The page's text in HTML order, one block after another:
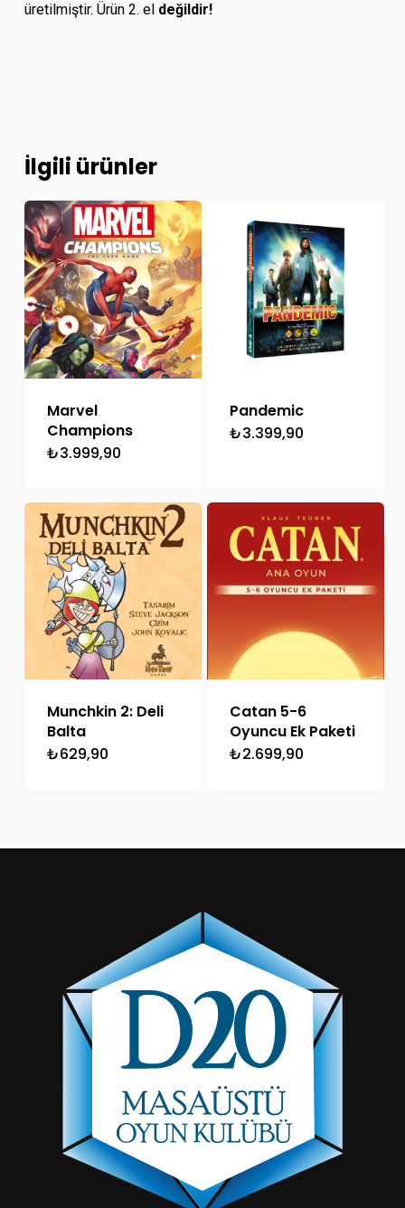
üretilmiştir. Ürün 2. el değildir!
İlgili ürünler
Marvel
Champions
₺3.999,90
Pandemic
₺3.399,90
Munchkin 2: Deli
Balta
₺629,90
Catan 5-6
Oyuncu Ek Paketi
₺2.699,90